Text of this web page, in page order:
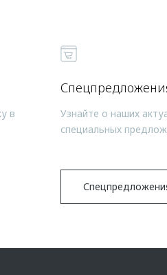
в
Узнайте о наших
специальных